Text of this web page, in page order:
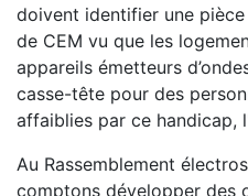
doivent identifier une
de CEM vu que les
appareils émetteurs
casse-tête pour des
affaiblies par ce handicap,
Au Rassemblement
comptons développer des